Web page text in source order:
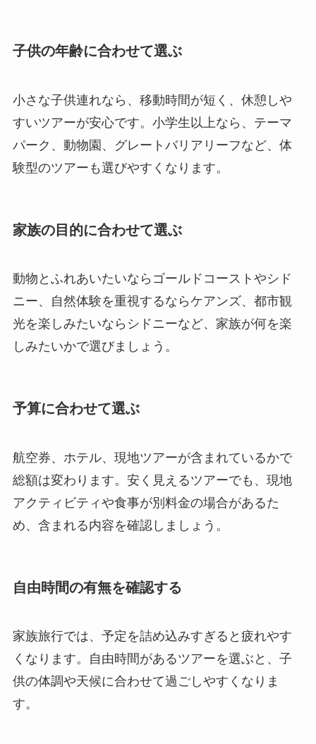
子供の年齢に合わせて選ぶ
小さな子供連れなら、移動時間が短く、休憩しや
すいツアーが安心です。小学生以上なら、テーマ
パーク、動物園、グレートバリアリーフなど、体
験型のツアーも選びやすくなります。
家族の目的に合わせて選ぶ
動物とふれあいたいならゴールドコーストやシド
ニー、自然体験を重視するならケアンズ、都市観
光を楽しみたいならシドニーなど、家族が何を楽
しみたいかで選びましょう。
予算に合わせて選ぶ
航空券、ホテル、現地ツアーが含まれているかで
総額は変わります。安く見えるツアーでも、現地
アクティビティや食事が別料金の場合があるた
め、含まれる内容を確認しましょう。
自由時間の有無を確認する
家族旅行では、予定を詰め込みすぎると疲れやす
くなります。自由時間があるツアーを選ぶと、子
供の体調や天候に合わせて過ごしやすくなりま
す。